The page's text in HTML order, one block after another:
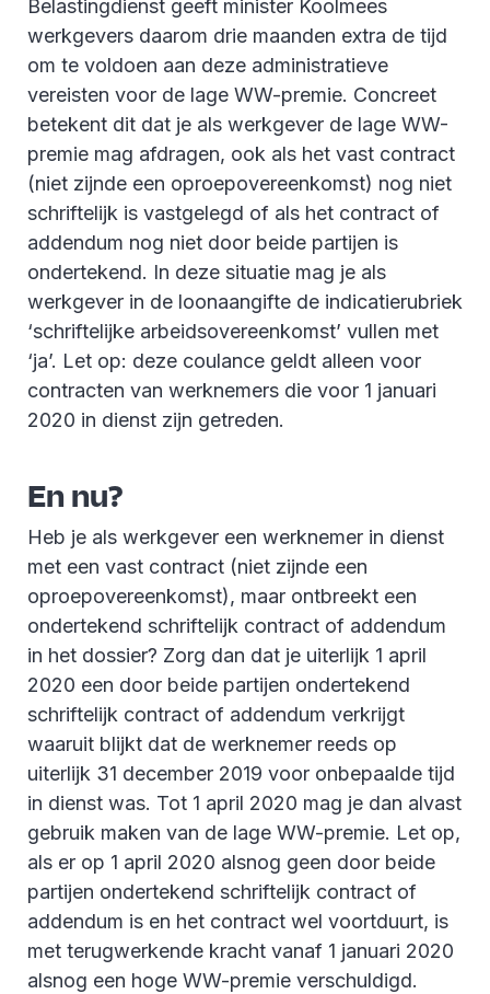
Belastingdienst geeft minister Koolmees
werkgevers daarom drie maanden extra de tijd
om te voldoen aan deze administratieve
vereisten voor de lage WW-premie. Concreet
betekent dit dat je als werkgever de lage WW-
premie mag afdragen, ook als het vast contract
(niet zijnde een oproepovereenkomst) nog niet
schriftelijk is vastgelegd of als het contract of
addendum nog niet door beide partijen is
ondertekend. In deze situatie mag je als
werkgever in de loonaangifte de indicatierubriek
‘schriftelijke arbeidsovereenkomst’ vullen met
‘ja’. Let op: deze coulance geldt alleen voor
contracten van werknemers die voor 1 januari
2020 in dienst zijn getreden.
En nu?
Heb je als werkgever een werknemer in dienst
met een vast contract (niet zijnde een
oproepovereenkomst), maar ontbreekt een
ondertekend schriftelijk contract of addendum
in het dossier? Zorg dan dat je uiterlijk 1 april
2020 een door beide partijen ondertekend
schriftelijk contract of addendum verkrijgt
waaruit blijkt dat de werknemer reeds op
uiterlijk 31 december 2019 voor onbepaalde tijd
in dienst was. Tot 1 april 2020 mag je dan alvast
gebruik maken van de lage WW-premie. Let op,
als er op 1 april 2020 alsnog geen door beide
partijen ondertekend schriftelijk contract of
addendum is en het contract wel voortduurt, is
met terugwerkende kracht vanaf 1 januari 2020
alsnog een hoge WW-premie verschuldigd.